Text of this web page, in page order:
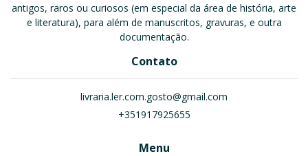
antigos, raros ou curiosos (em especial da área de história, arte
e literatura), para além de manuscritos, gravuras, e outra
documentação.
Contato
livraria.ler.com.gosto@gmail.com
+351917925655
Menu